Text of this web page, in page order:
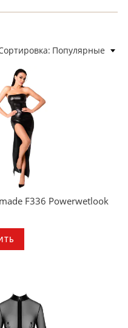
Популярные
F336 Powerwetlook